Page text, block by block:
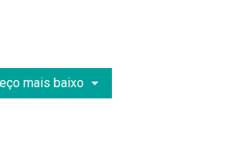
mais baixo